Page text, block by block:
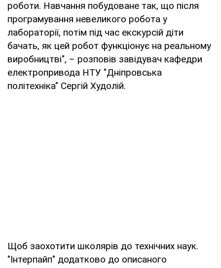
роботи. Навчання побудоване так, що після
програмування невеликого робота у
лабораторії, потім під час екскурсій діти
бачать, як цей робот функціонує на реальному
виробництві", – розповів завідувач кафедри
електропривода НТУ "Дніпровська
політехніка" Сергій Худолій.
Щоб заохотити школярів до технічних наук.
"Інтерпайп" додатково до описаного